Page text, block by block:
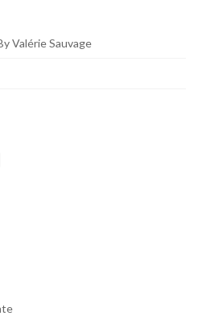
Valérie Sauvage